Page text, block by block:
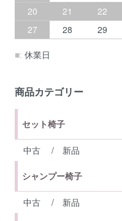
20
21 22
27
28 29
■: 休業日
商品カテゴリー
セット椅子
中古 / 新品
シャンプー椅子
中古 / 新品